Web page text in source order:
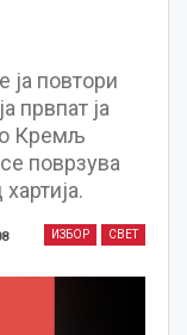
повтори
првпат ја
Кремљ
поврзува
ИЗБОР СВЕТ